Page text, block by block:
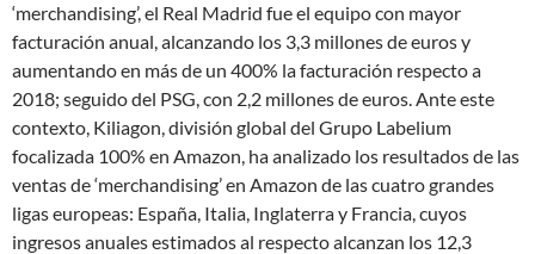
‘merchandising’, el Real Madrid fue el equipo con mayor
facturación anual, alcanzando los 3,3 millones de euros y
aumentando en más de un 400% la facturación respecto a
2018; seguido del PSG, con 2,2 millones de euros. Ante este
contexto, Kiliagon, división global del Grupo Labelium
focalizada 100% en Amazon, ha analizado los resultados de las
ventas de ‘merchandising’ en Amazon de las cuatro grandes
ligas europeas: España, Italia, Inglaterra y Francia, cuyos
ingresos anuales estimados al respecto alcanzan los 12,3